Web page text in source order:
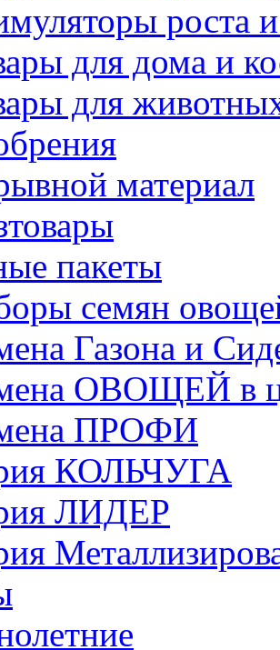
роста и
для дома и
для
материал
пакеты
семян
Газона и
ОВОЩЕЙ в
ПРОФИ
КОЛЬЧУГА
ЛИДЕР